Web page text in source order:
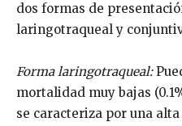
dos formas de
laringotraqueal y
Forma laringotraqueal:
mortalidad muy bajas
se caracteriza por una